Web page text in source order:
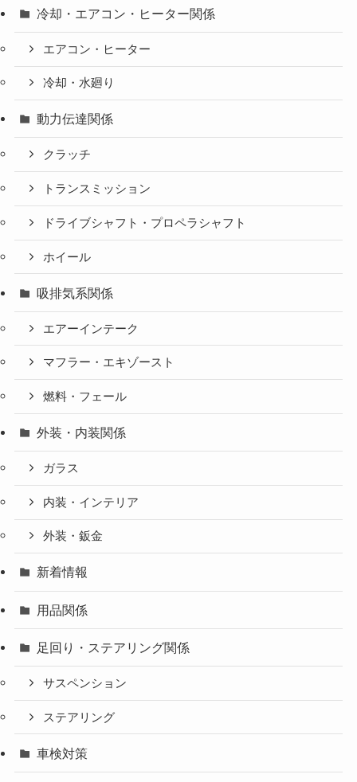
冷却・エアコン・ヒーター関係
エアコン・ヒーター
冷却・水廻り
動力伝達関係
クラッチ
トランスミッション
ドライブシャフト・プロペラシャフト
ホイール
吸排気系関係
エアーインテーク
マフラー・エキゾースト
燃料・フェール
外装・内装関係
ガラス
内装・インテリア
外装・鈑金
新着情報
用品関係
足回り・ステアリング関係
サスペンション
ステアリング
車検対策